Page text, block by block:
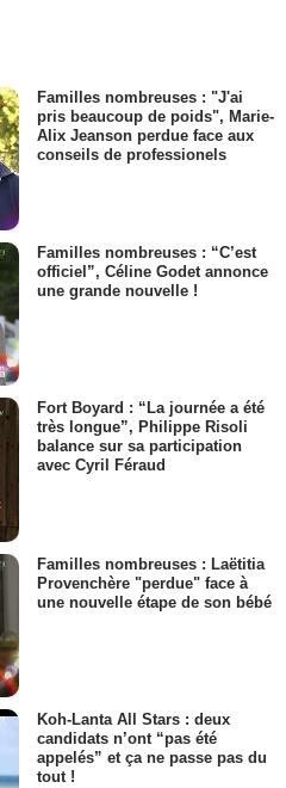
Familles nombreuses : "J'ai
pris beaucoup de poids", Marie-
Alix Jeanson perdue face aux
conseils de professionels
Familles nombreuses : “C’est
officiel”, Céline Godet annonce
une grande nouvelle !
Fort Boyard : “La journée a été
très longue”, Philippe Risoli
balance sur sa participation
avec Cyril Féraud
Familles nombreuses : Laëtitia
Provenchère "perdue" face à
une nouvelle étape de son bébé
Koh-Lanta All Stars : deux
candidats n’ont “pas été
appelés” et ça ne passe pas du
tout !